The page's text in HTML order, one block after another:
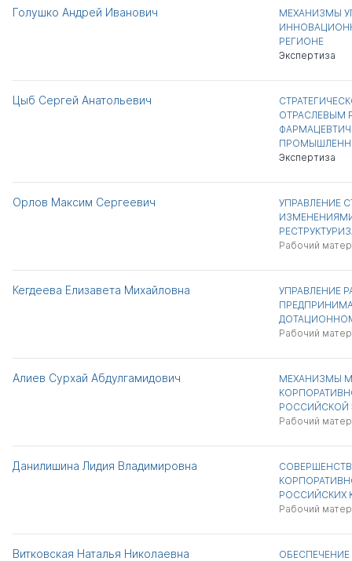
Голушко Андрей Иванович
МЕХАНИЗМЫ
РЕГИОНЕ
Экспертиза
Цыб Сергей Анатольевич
ОТРАСЛЕВЫМ
Экспертиза
Орлов Максим Сергеевич
УПРАВЛЕНИЕ
Рабочий
Кегдеева Елизавета Михайловна
УПРАВЛЕНИЕ
Рабочий
Алиев Сурхай Абдулгамидович
МЕХАНИЗМЫ
РОССИЙСКОЙ
Рабочий
Данилишина Лидия Владимировна
РОССИЙСКИХ
Рабочий
Витковская Наталья Николаевна